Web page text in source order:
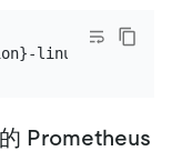
Prometheus